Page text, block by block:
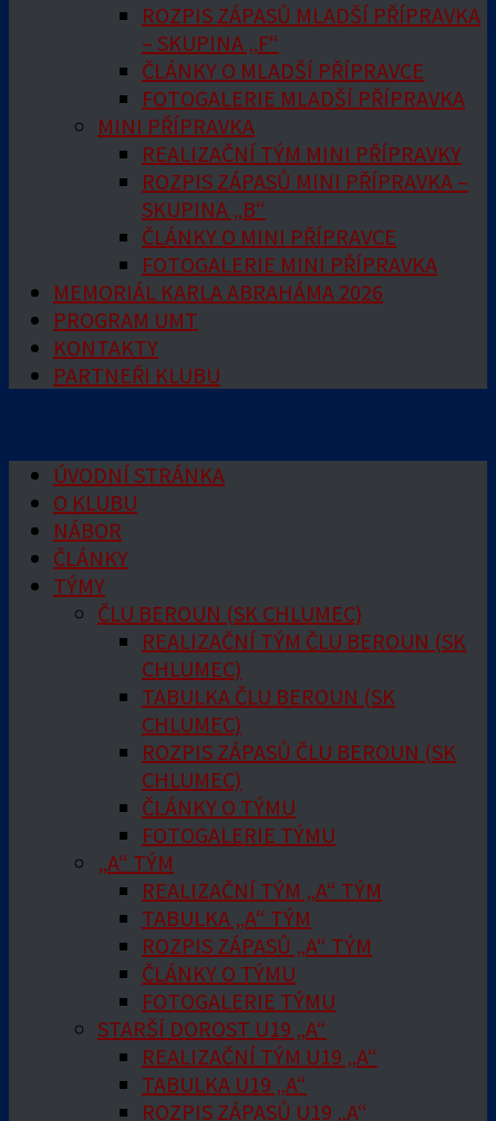
ROZPIS ZÁPASŮ MLADŠÍ PŘÍPRAVKA
– SKUPINA „F“
ČLÁNKY O MLADŠÍ PŘÍPRAVCE
FOTOGALERIE MLADŠÍ PŘÍPRAVKA
MINI PŘÍPRAVKA
REALIZAČNÍ TÝM MINI PŘÍPRAVKY
ROZPIS ZÁPASŮ MINI PŘÍPRAVKA –
SKUPINA „B“
ČLÁNKY O MINI PŘÍPRAVCE
FOTOGALERIE MINI PŘÍPRAVKA
MEMORIÁL KARLA ABRAHÁMA 2026
PROGRAM UMT
KONTAKTY
PARTNEŘI KLUBU
ÚVODNÍ STRÁNKA
O KLUBU
NÁBOR
ČLÁNKY
TÝMY
ČLU BEROUN (SK CHLUMEC)
REALIZAČNÍ TÝM ČLU BEROUN (SK
CHLUMEC)
TABULKA ČLU BEROUN (SK
CHLUMEC)
ROZPIS ZÁPASŮ ČLU BEROUN (SK
CHLUMEC)
ČLÁNKY O TÝMU
FOTOGALERIE TÝMU
„A“ TÝM
REALIZAČNÍ TÝM „A“ TÝM
TABULKA „A“ TÝM
ROZPIS ZÁPASŮ „A“ TÝM
ČLÁNKY O TÝMU
FOTOGALERIE TÝMU
STARŠÍ DOROST U19 „A“
REALIZAČNÍ TÝM U19 „A“
TABULKA U19 „A“
ROZPIS ZÁPASŮ U19 „A“